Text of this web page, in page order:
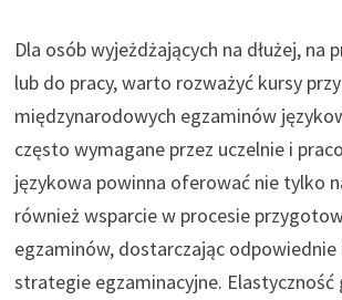
Dla osób wyjeżdżających na dłużej, na
lub do pracy, warto rozważyć kursy
międzynarodowych egzaminów
często wymagane przez uczelnie i
językowa powinna oferować nie tylko
również wsparcie w procesie
egzaminów, dostarczając odpowiednie
strategie egzaminacyjne. Elastyczność